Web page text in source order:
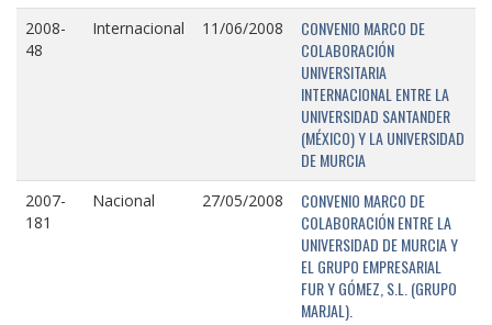
2008-
48
Internacional 11/06/2008
CONVENIO MARCO DE
COLABORACIÓN
UNIVERSITARIA
INTERNACIONAL ENTRE LA
UNIVERSIDAD SANTANDER
(MÉXICO) Y LA UNIVERSIDAD
DE MURCIA
2007-
181
Nacional 27/05/2008
CONVENIO MARCO DE
COLABORACIÓN ENTRE LA
UNIVERSIDAD DE MURCIA Y
EL GRUPO EMPRESARIAL
FUR Y GÓMEZ, S.L. (GRUPO
MARJAL).